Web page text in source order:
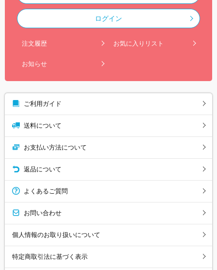
ログイン
注文履歴 お気に入りリスト
お知らせ
ご利用ガイド
送料について
お支払い方法について
返品について
よくあるご質問
お問い合わせ
個人情報のお取り扱いについて
特定商取引法に基づく表示